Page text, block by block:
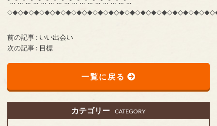
前の記事 : いい出会い
次の記事 : 目標
一覧に戻る
カテゴリー CATEGORY